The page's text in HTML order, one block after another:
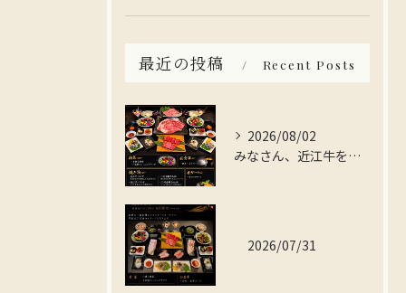
最近の投稿 Recent Posts
2026/08/02
みなさん、近江牛を存分に楽しんでみませんか？
2026/07/31